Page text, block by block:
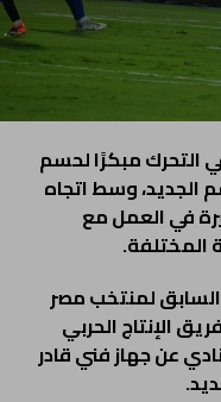
التحرك مبكرًا لحسم
الجديد، وسط اتجاه
في العمل مع
المختلفة.
السابق لمنتخب مصر
الإنتاج الحربي
عن جهاز فني قادر